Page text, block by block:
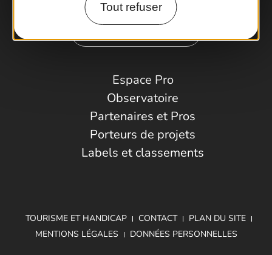
Tout refuser
Espace Pro
Observatoire
Partenaires et Pros
Porteurs de projets
Labels et classements
TOURISME ET HANDICAP CONTACT
PLAN DU SITE
MENTIONS LÉGALES
DONNÉES PERSONNELLES